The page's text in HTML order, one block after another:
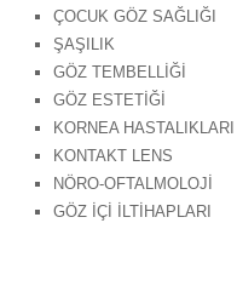
ÇOCUK GÖZ SAĞLIĞI
ŞAŞILIK
GÖZ TEMBELLİĞİ
GÖZ ESTETİĞİ
KORNEA HASTALIKLARI
KONTAKT LENS
NÖRO-OFTALMOLOJİ
GÖZ İÇİ İLTİHAPLARI